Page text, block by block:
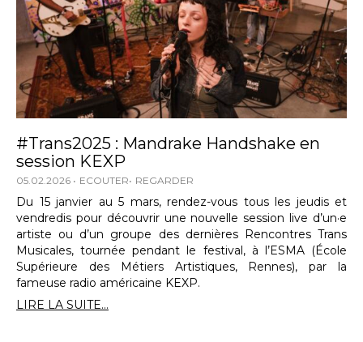
#Trans2025 : Mandrake Handshake en
session KEXP
05.02.2026 ECOUTER REGARDER
Du 15 janvier au 5 mars, rendez-vous tous les jeudis et
vendredis pour découvrir une nouvelle session live d’un·e
artiste ou d’un groupe des dernières Rencontres Trans
Musicales, tournée pendant le festival, à l’ESMA (École
Supérieure des Métiers Artistiques, Rennes), par la
fameuse radio américaine KEXP.
LIRE LA SUITE...